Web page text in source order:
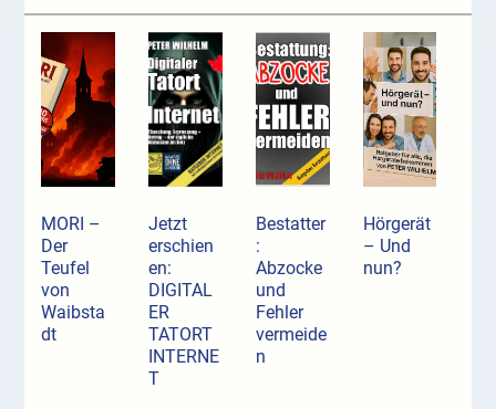
MORI –
Der
Teufel
von
Waibsta
dt
Jetzt
erschien
en:
DIGITAL
ER
TATORT
INTERNE
T
Bestatter
:
Abzocke
und
Fehler
vermeide
n
Hörgerät
– Und
nun?